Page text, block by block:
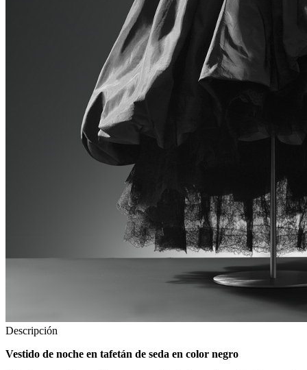
Descripción
Vestido de noche en tafetán de seda en color negro